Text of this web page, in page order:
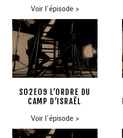
Voir l'épisode >
S02E09 L’ORDRE DU
CAMP D’ISRAËL
Voir l'épisode >